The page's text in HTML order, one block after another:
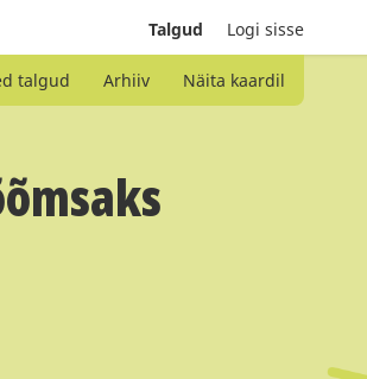
Talgud Logi sisse
talgud Arhiiv Näita kaardil